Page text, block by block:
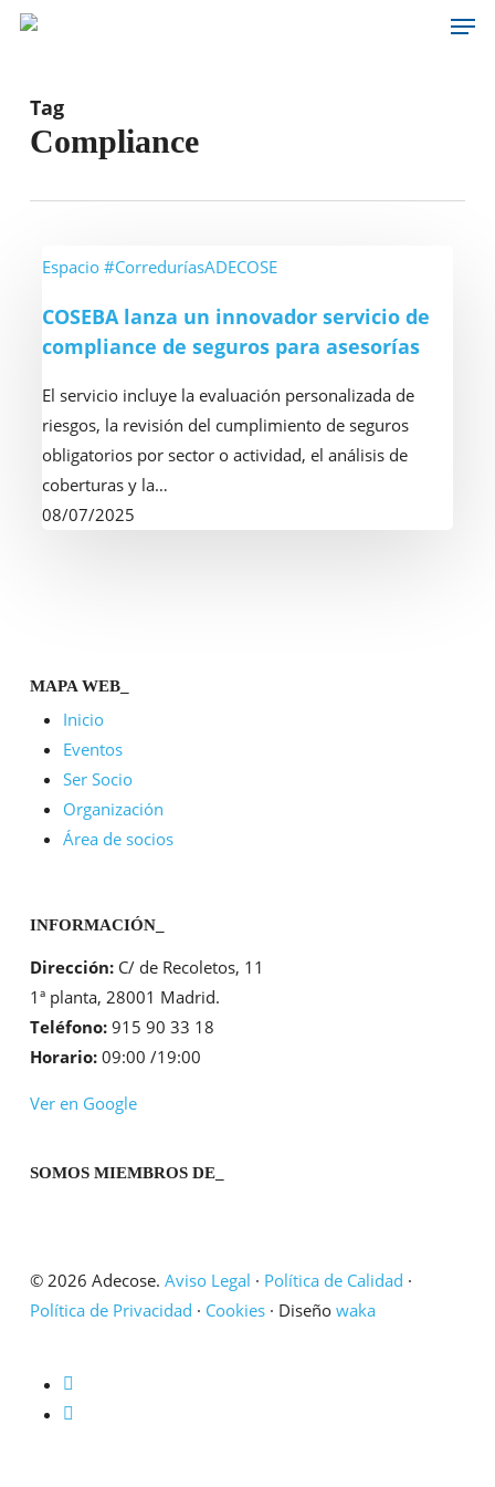
Skip
content
Tag
Compliance
COSEBA
un
innovador
de
compliance
de
seguros
para
Espacio #CorreduríasADECOSE
COSEBA lanza un innovador servicio de
compliance de seguros para asesorías
El servicio incluye la evaluación personalizada de
riesgos, la revisión del cumplimiento de seguros
obligatorios por sector o actividad, el análisis de
coberturas y la…
08/07/2025
MAPA WEB_
Inicio
Eventos
Ser Socio
Organización
Área de socios
INFORMACIÓN_
Dirección:C/ de Recoletos, 11
1ª planta, 28001 Madrid.
Teléfono:915 90 33 18
Horario:09:00 /19:00
Ver en Google
SOMOS MIEMBROS DE_
© 2026 Adecose. Aviso Legal · Política de Calidad ·
Política de Privacidad · Cookies· Diseño waka
twitter
linkedin